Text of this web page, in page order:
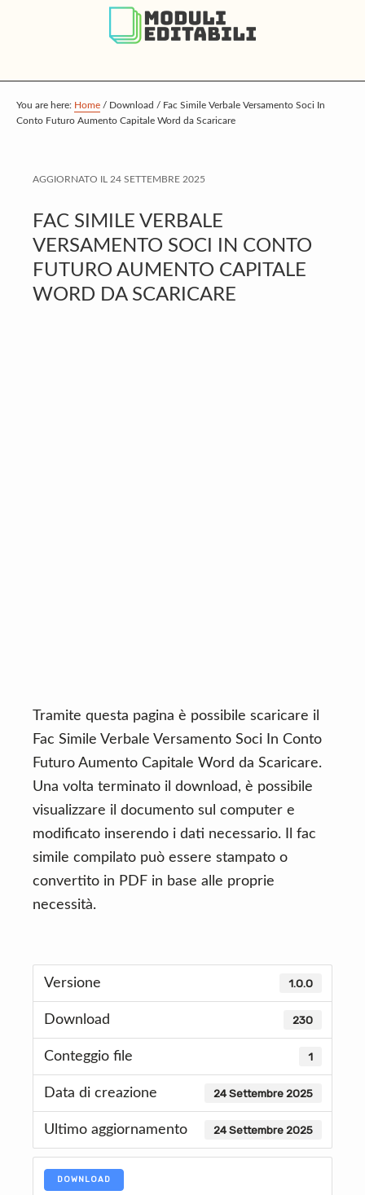
p
t
a
n
c
o
n
p
t
r
m
a
r
y
p
t
o
t
e
r
You are here: Home / Download / Fac Simile Verbale Versamento Soci In
Conto Futuro Aumento Capitale​ Word da Scaricare
AGGIORNATO IL 24 SETTEMBRE 2025
FAC SIMILE VERBALE
VERSAMENTO SOCI IN CONTO
FUTURO AUMENTO CAPITALE​
WORD DA SCARICARE
Tramite questa pagina è possibile scaricare il
Fac Simile Verbale Versamento Soci In Conto
Futuro Aumento Capitale​ Word da Scaricare.
Una volta terminato il download, è possibile
visualizzare il documento sul computer e
modificato inserendo i dati necessario. Il fac
simile compilato può essere stampato o
convertito in PDF in base alle proprie
necessità.
Versione 1.0.0
Download 230
Conteggio file 1
Data di creazione 24 Settembre 2025
Ultimo aggiornamento 24 Settembre 2025
DOWNLOAD